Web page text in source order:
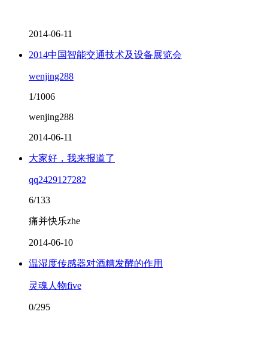
2014-06-11
2014中国智能交通技术及设备展览会
wenjing288
1/1006
wenjing288
2014-06-11
大家好，我来报道了
qq2429127282
6/133
痛并快乐zhe
2014-06-10
温湿度传感器对酒糟发酵的作用
灵魂人物five
0/295